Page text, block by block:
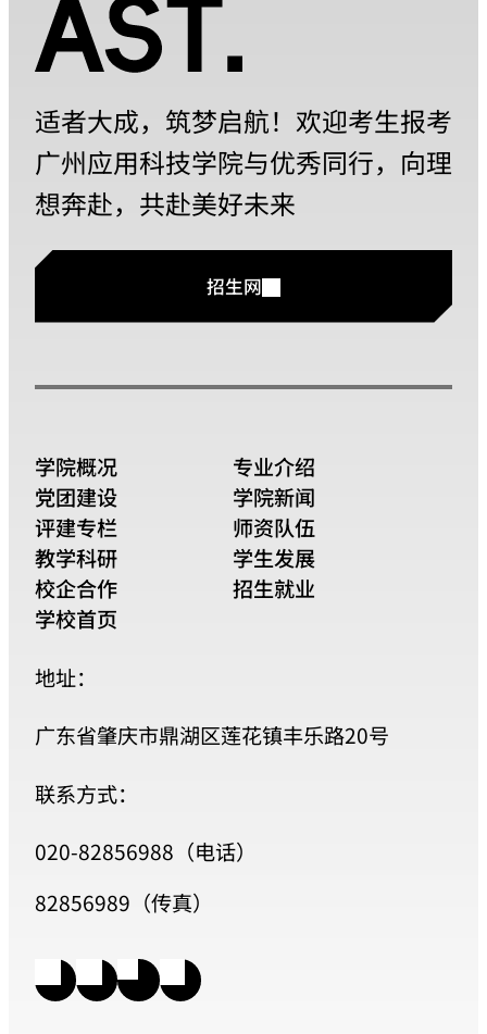
适者大成，筑梦启航！欢迎考生报考
广州应用科技学院与优秀同行，向理
想奔赴，共赴美好未来
招生网
地址：
广东省肇庆市鼎湖区莲花镇丰乐路20号
联系方式：
020-82856988（电话）
82856989（传真）
学院概况
专业介绍
党团建设
学院新闻
评建专栏
师资队伍
教学科研
学生发展
校企合作
招生就业
学校首页